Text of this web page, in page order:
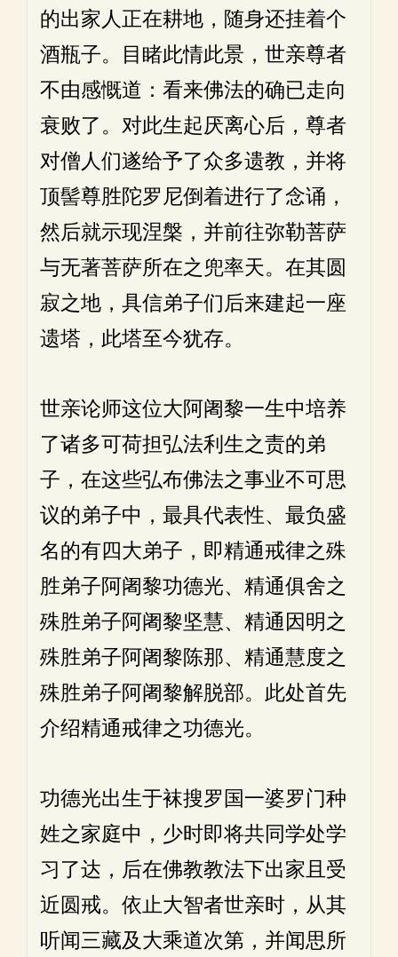
的出家人正在耕地，随身还挂着个
酒瓶子。目睹此情此景，世亲尊者
不由感慨道：看来佛法的确已走向
衰败了。对此生起厌离心后，尊者
对僧人们遂给予了众多遗教，并将
顶髻尊胜陀罗尼倒着进行了念诵，
然后就示现涅槃，并前往弥勒菩萨
与无著菩萨所在之兜率天。在其圆
寂之地，具信弟子们后来建起一座
遗塔，此塔至今犹存。
世亲论师这位大阿阇黎一生中培养
了诸多可荷担弘法利生之责的弟
子，在这些弘布佛法之事业不可思
议的弟子中，最具代表性、最负盛
名的有四大弟子，即精通戒律之殊
胜弟子阿阇黎功德光、精通俱舍之
殊胜弟子阿阇黎坚慧、精通因明之
殊胜弟子阿阇黎陈那、精通慧度之
殊胜弟子阿阇黎解脱部。此处首先
介绍精通戒律之功德光。
功德光出生于袜搜罗国一婆罗门种
姓之家庭中，少时即将共同学处学
习了达，后在佛教教法下出家且受
近圆戒。依止大智者世亲时，从其
听闻三藏及大乘道次第，并闻思所